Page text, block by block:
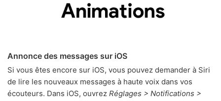
Annonce des messages sur iOS
Si vous êtes encore sur iOS, vous pouvez demander à Siri
de lire les nouveaux messages à haute voix dans vos
écouteurs. Dans iOS, ouvrez Réglages > Notifications >